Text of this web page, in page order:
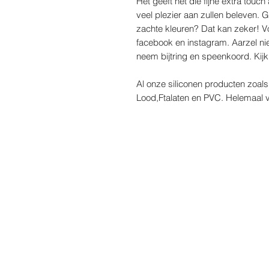
veel plezier aan zullen beleven.
zachte kleuren? Dat kan zeker!
facebook en instagram. Aarzel
neem bijtring en speenkoord.
Al onze siliconen producten
Lood,Ftalaten en PVC. Helemaal